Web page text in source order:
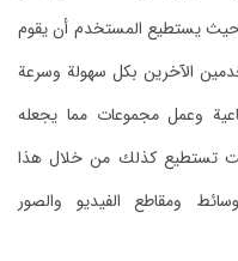
حيث يستطيع المستخدم أن يقوم
الآخرين بكل سهولة وسرعة
وعمل مجموعات مما يجعله
تستطيع كذلك من خلال هذا
ومقاطع الفيديو والصور